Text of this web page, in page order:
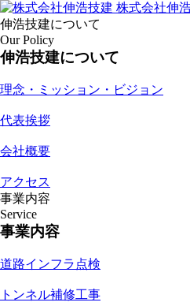
株式会社伸
伸浩技建について
Our Policy
伸浩技建について
理念・ミッション・ビジョン
代表挨拶
会社概要
アクセス
事業内容
Service
事業内容
道路インフラ点検
トンネル補修工事